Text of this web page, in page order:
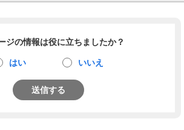
ジの情報は役に立ちましたか？
はい いいえ
送信する